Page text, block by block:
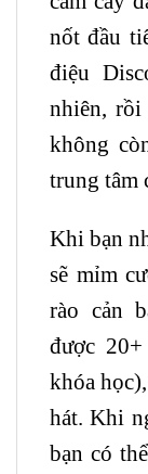
nốt đầu
điệu
nhiên, rồi
không
trung tâm
Khi bạn
sẽ mỉm
rào cản
được
khóa
hát. Khi
bạn có